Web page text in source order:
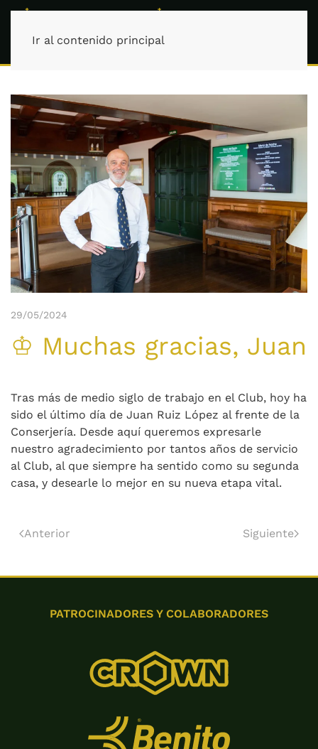
Ir al contenido principal
29/05/2024
♔ Muchas gracias, Juan
Tras más de medio siglo de trabajo en el Club, hoy ha
sido el último día de Juan Ruiz López al frente de la
Conserjería. Desde aquí queremos expresarle
nuestro agradecimiento por tantos años de servicio
al Club, al que siempre ha sentido como su segunda
casa, y desearle lo mejor en su nueva etapa vital.
Anterior Siguiente
PATROCINADORES Y COLABORADORES